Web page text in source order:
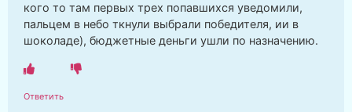
кого то там первых трех попавшихся уведомили,
пальцем в небо ткнули выбрали победителя, ии в
шоколаде), бюджетные деньги ушли по назначению.
Ответить